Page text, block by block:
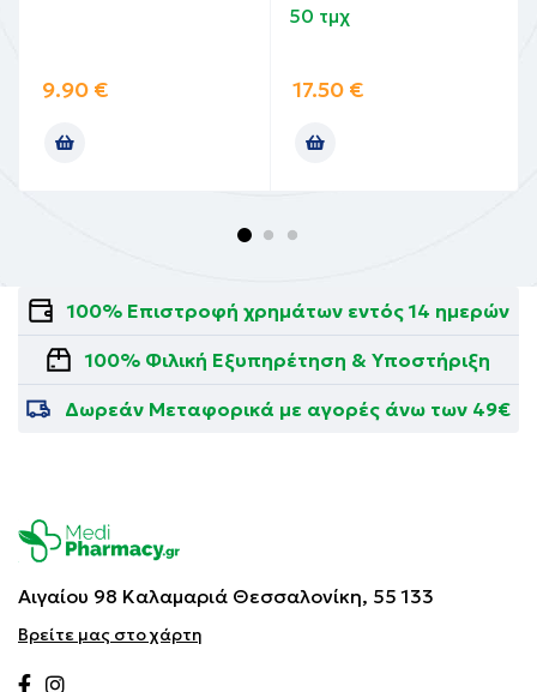
9.90 €
50 τμχ
17.50 €
100% Επιστροφή χρημάτων εντός 14 ημερών
100% Φιλική Εξυπηρέτηση & Υποστήριξη
Δωρεάν Μεταφορικά με αγορές άνω των 49€
Αιγαίου 98 Καλαμαριά Θεσσαλονίκη, 55 133
Βρείτε μας στο χάρτη